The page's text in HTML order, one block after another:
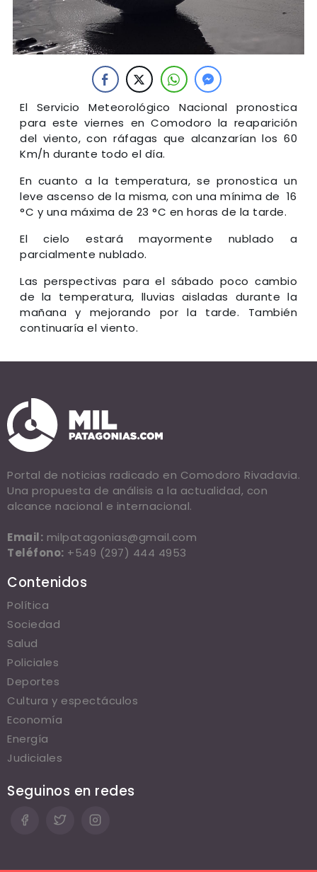
El Servicio Meteorológico Nacional pronostica
para este viernes en Comodoro la reaparición
del viento, con ráfagas que alcanzarían los 60
Km/h durante todo el día.
En cuanto a la temperatura, se pronostica un
leve ascenso de la misma, con una mínima de 16
°C y una máxima de 23 °C en horas de la tarde.
El cielo estará mayormente nublado a
parcialmente nublado.
Las perspectivas para el sábado poco cambio
de la temperatura, lluvias aisladas durante la
mañana y mejorando por la tarde. También
continuaría el viento.
Portal de noticias radicado en Comodoro Rivadavia.
Una propuesta de análisis a la actualidad, con
alcance nacional e internacional.
Email: milpatagonias@gmail.com
Teléfono: +549 (297) 444 4953
Contenidos
Política
Sociedad
Salud
Policiales
Deportes
Cultura y espectáculos
Economía
Energía
Judiciales
Seguinos en redes